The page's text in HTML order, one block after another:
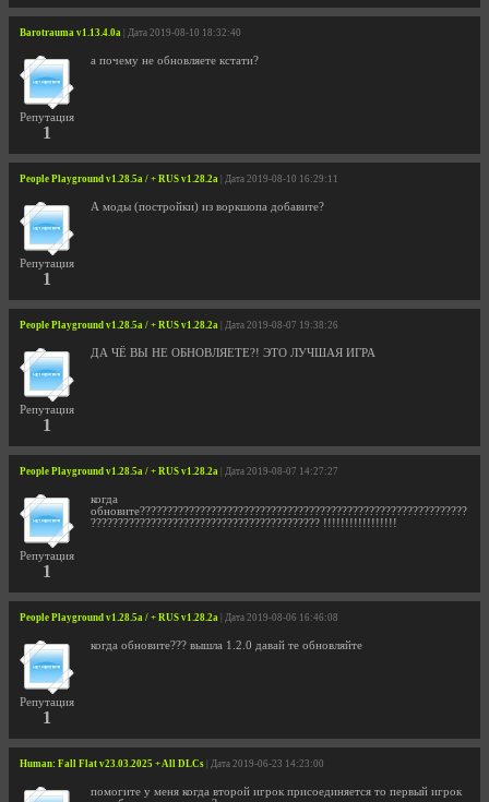
Barotrauma v1.13.4.0a | Дата 2019-08-10 18:32:40
Репутация
1
а почему не обновляете кстати?
People Playground v1.28.5a / + RUS v1.28.2a | Дата 2019-08-10 16:29:11
Репутация
1
А моды (постройки) из воркшопа добавите?
People Playground v1.28.5a / + RUS v1.28.2a | Дата 2019-08-07 19:38:26
Репутация
1
ДА ЧЁ ВЫ НЕ ОБНОВЛЯЕТЕ?! ЭТО ЛУЧШАЯ ИГРА
People Playground v1.28.5a / + RUS v1.28.2a | Дата 2019-08-07 14:27:27
Репутация
1
когда
обновите????????????????????????????????????????????????????????????
?????????????????????????????????????????? !!!!!!!!!!!!!!!!!
People Playground v1.28.5a / + RUS v1.28.2a | Дата 2019-08-06 16:46:08
Репутация
1
когда обновите??? вышла 1.2.0 давай те обновляйте
Human: Fall Flat v23.03.2025 + All DLCs | Дата 2019-06-23 14:23:00
помогите у меня когда второй игрок присоединяется то первый игрок